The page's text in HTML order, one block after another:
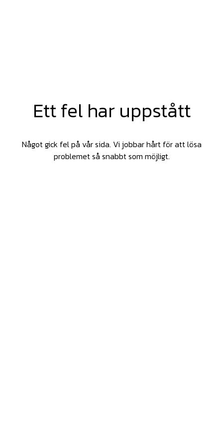
Ett fel har uppstått
Något gick fel på vår sida. Vi jobbar hårt för att lösa
problemet så snabbt som möjligt.